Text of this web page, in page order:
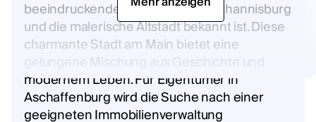
beeindruckende Schlossanlage Johannisburg
und die malerische Altstadt bekannt ist. Diese
charmante Stadt am Main bietet eine
gelungene Mischung aus Geschichte und
modernem Leben. Für Eigentümer in
Aschaffenburg wird die Suche nach einer
geeigneten Immobilienverwaltung